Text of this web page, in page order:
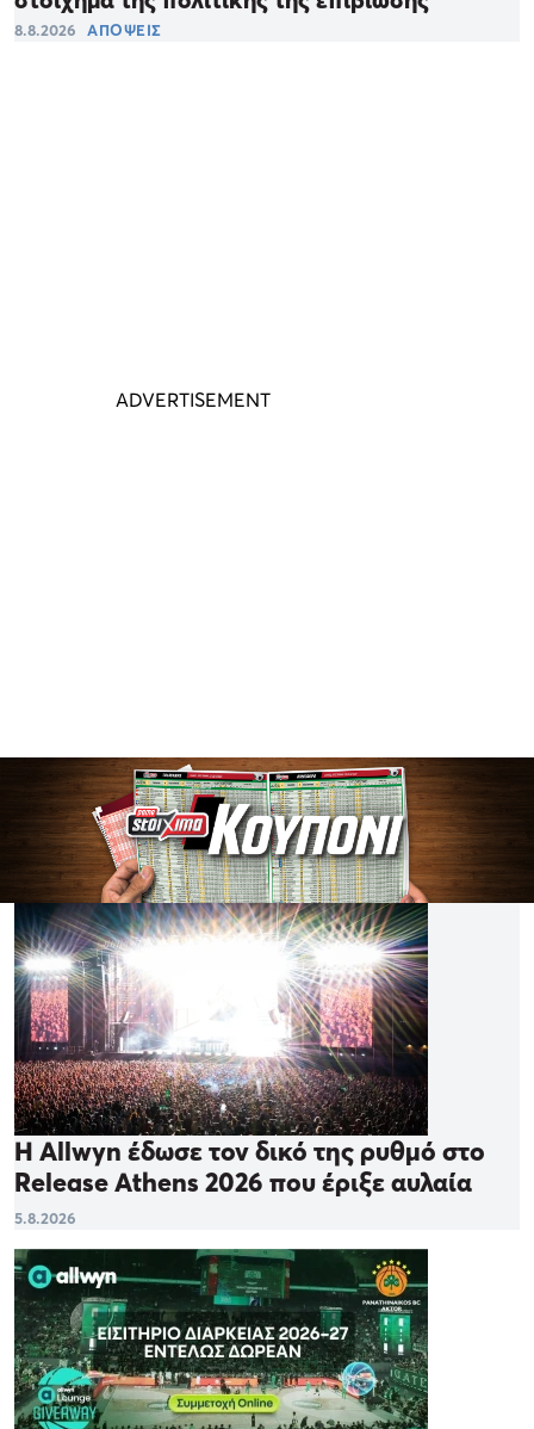
8.8.2026 ΑΠΟΨΕΙΣ
Η Allwyn έδωσε τον δικό της ρυθμό στο
Release Athens 2026 που έριξε αυλαία
5.8.2026